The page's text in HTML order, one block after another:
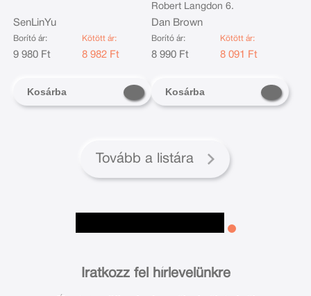
SenLinYu
Borító ár:
9 980 Ft
Kötött ár:
8 982 Ft
Kosárba
Robert Langdon 6.
Dan Brown
Borító ár:
8 990 Ft
Kötött ár:
8 091 Ft
Kosárba
Tovább a listára
Iratkozz fel hírlevelünkre